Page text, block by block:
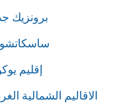
برونزيك
إقليم
الاقاليم الشمالية